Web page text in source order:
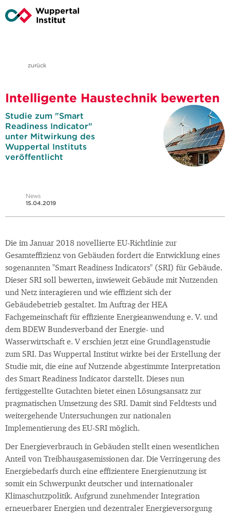
zurück
Intelligente Haustechnik bewerten
Studie zum "Smart
Readiness Indicator"
unter Mitwirkung des
Wuppertal Instituts
veröffentlicht
News
15.04.2019
Die im Januar 2018 novellierte EU-Richtlinie zur
Gesamteffizienz von Gebäuden fordert die Entwicklung eines
sogenannten "Smart Readiness Indicators" (SRI) für Gebäude.
Dieser SRI soll bewerten, inwieweit Gebäude mit Nutzenden
und Netz interagieren und wie effizient sich der
Gebäudebetrieb gestaltet. Im Auftrag der HEA
Fachgemeinschaft für effiziente Energieanwendung e. V. und
dem BDEW Bundesverband der Energie- und
Wasserwirtschaft e. V erschien jetzt eine Grundlagenstudie
zum SRI. Das Wuppertal Institut wirkte bei der Erstellung der
Studie mit, die eine auf Nutzende abgestimmte Interpretation
des Smart Readiness Indicator darstellt. Dieses nun
fertiggestellte Gutachten bietet einen Lösungsansatz zur
pragmatischen Umsetzung des SRI. Damit sind Feldtests und
weitergehende Untersuchungen zur nationalen
Implementierung des EU-SRI möglich.
Der Energieverbrauch in Gebäuden stellt einen wesentlichen
Anteil von Treibhausgasemissionen dar. Die Verringerung des
Energiebedarfs durch eine effizientere Energienutzung ist
somit ein Schwerpunkt deutscher und internationaler
Klimaschutzpolitik. Aufgrund zunehmender Integration
erneuerbarer Energien und dezentraler Energieversorgung